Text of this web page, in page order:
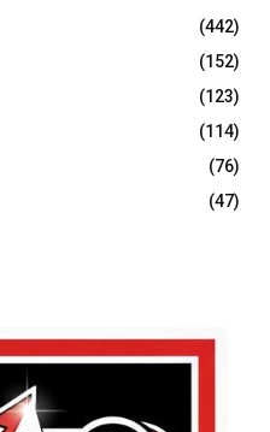
(442)
(152)
(123)
(114)
(76)
(47)